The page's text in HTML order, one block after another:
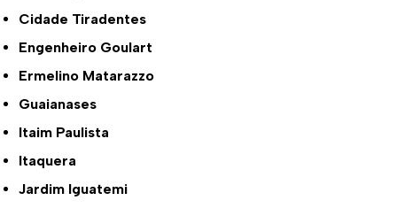
Cidade Tiradentes
Engenheiro Goulart
Ermelino Matarazzo
Guaianases
Itaim Paulista
Itaquera
Jardim Iguatemi